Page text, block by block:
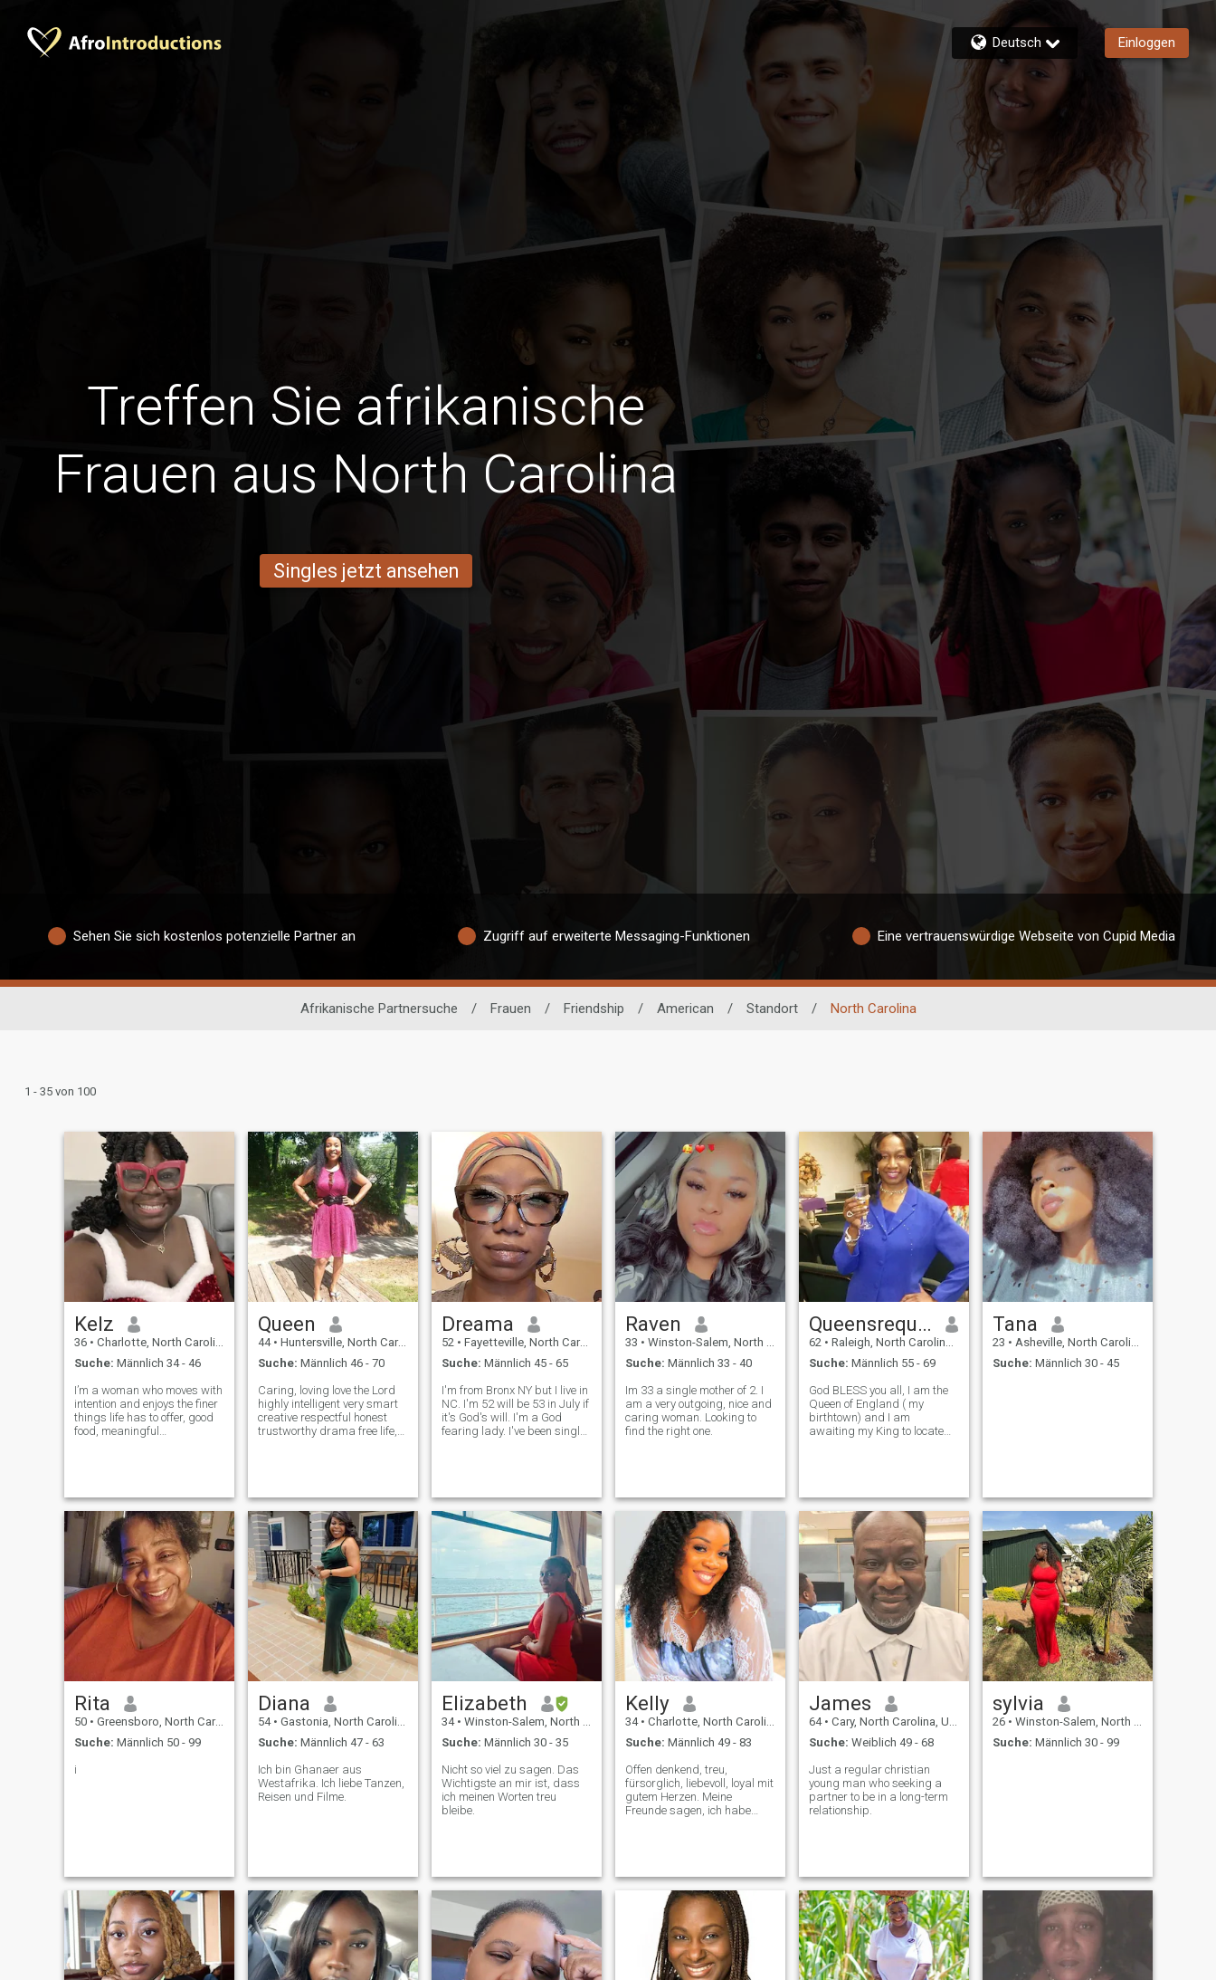
Deutsch Einloggen
Treffen Sie afrikanische
Frauen aus North Carolina
Singles jetzt ansehen
Sehen Sie sich kostenlos potenzielle Partner an Zugriff auf erweiterte Messaging-Funktionen Eine vertrauenswürdige Webseite von Cupid Media
Afrikanische Partnersuche / Frauen / Friendship / American / Standort / North Carolina
1 - 35 von 100
Kelz
36 • Charlotte, North Carolina, USA
Suche: Männlich 34 - 46
I’m a woman who moves with
intention and enjoys the finer
things life has to offer, good
food, meaningful
established in his own right,
values quali
Queen
44 • Huntersville, North Carolina, USA
Suche: Männlich 46 - 70
Caring, loving love the Lord
highly intelligent very smart
creative respectful honest
trustworthy drama free life,
to online da
Dreama
52 • Fayetteville, North Carolina, USA
Suche: Männlich 45 - 65
I'm from Bronx NY but I live in
NC. I'm 52 will be 53 in July if
it's God's will. I'm a God
fearing lady. I've been single
Raven
33 • Winston-Salem, North Carolina, USA
Suche: Männlich 33 - 40
Im 33 a single mother of 2. I
am a very outgoing, nice and
caring woman. Looking to
find the right one.
Queensrequest
62 • Raleigh, North Carolina, USA
Suche: Männlich 55 - 69
God BLESS you all, I am the
Queen of England ( my
birthtown) and I am
awaiting my King to locate
Tana
23 • Asheville, North Carolina, USA
Suche: Männlich 30 - 45
Rita
50 • Greensboro, North Carolina, USA
Suche: Männlich 50 - 99
i
Diana
54 • Gastonia, North Carolina, USA
Suche: Männlich 47 - 63
Ich bin Ghanaer aus
Westafrika. Ich liebe Tanzen,
Reisen und Filme.
Elizabeth
34 • Winston-Salem, North Carolina, USA
Suche: Männlich 30 - 35
Nicht so viel zu sagen. Das
Wichtigste an mir ist, dass
ich meinen Worten treu
bleibe.
Kelly
34 • Charlotte, North Carolina, USA
Suche: Männlich 49 - 83
Offen denkend, treu,
fürsorglich, liebevoll, loyal mit
gutem Herzen. Meine
Freunde sagen, ich habe
um Spiele zu spielen.
James
64 • Cary, North Carolina, USA
Suche: Weiblich 49 - 68
Just a regular christian
young man who seeking a
partner to be in a long-term
relationship.
sylvia
26 • Winston-Salem, North Carolina, USA
Suche: Männlich 30 - 99